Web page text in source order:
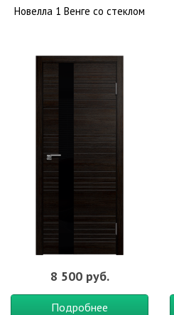
Новелла 1 Венге со стеклом
8 500 руб.
Подробнее